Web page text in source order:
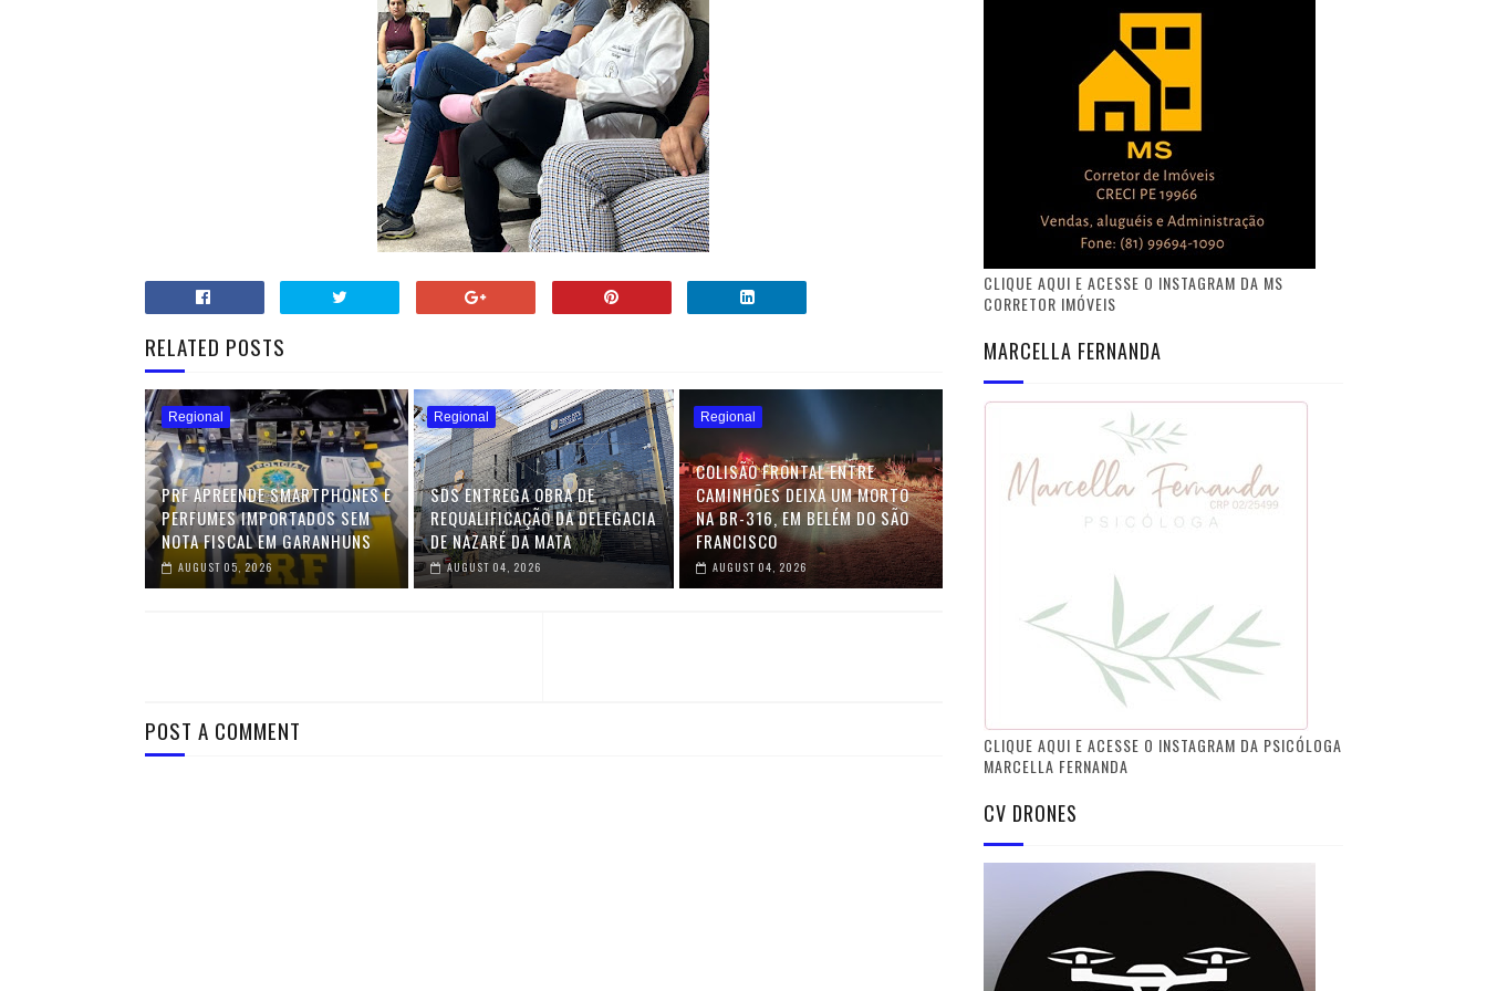
RELATED POSTS
Regional
PRF APREENDE SMARTPHONES E
PERFUMES IMPORTADOS SEM
NOTA FISCAL EM GARANHUNS
AUGUST 05, 2026
Regional
SDS ENTREGA OBRA DE
REQUALIFICAÇÃO DA DELEGACIA
DE NAZARÉ DA MATA
AUGUST 04, 2026
Regional
COLISÃO FRONTAL ENTRE
CAMINHÕES DEIXA UM MORTO
NA BR-316, EM BELÉM DO SÃO
FRANCISCO
AUGUST 04, 2026
POST A COMMENT
CLIQUE AQUI E ACESSE O INSTAGRAM DA MS
CORRETOR IMÓVEIS
MARCELLA FERNANDA
CLIQUE AQUI E ACESSE O INSTAGRAM DA PSICÓLOGA
MARCELLA FERNANDA
CV DRONES